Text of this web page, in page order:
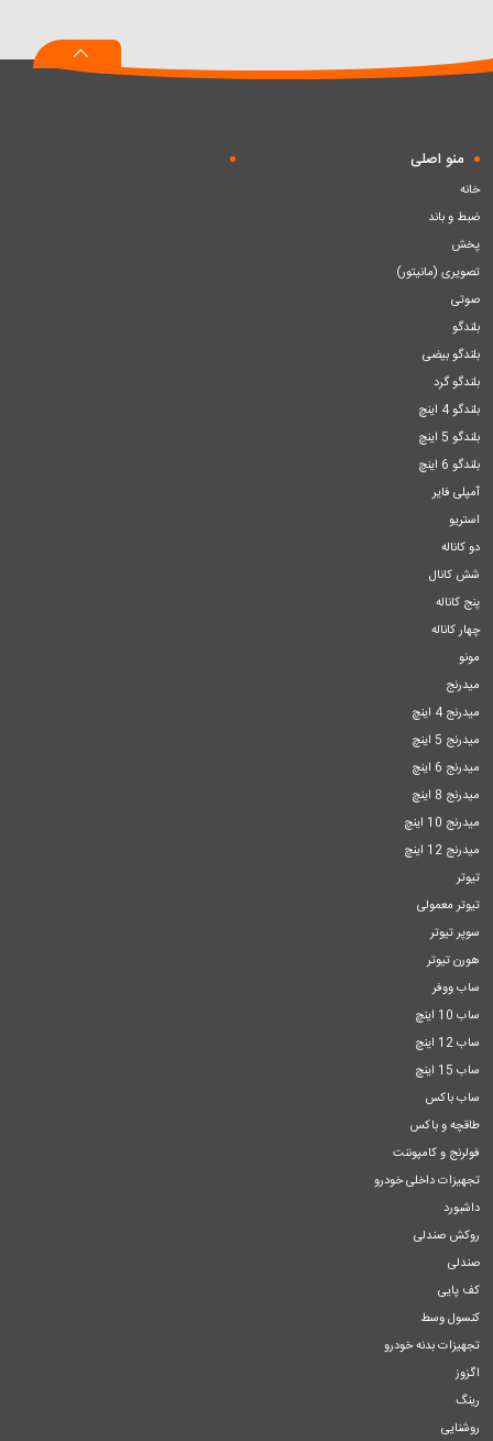
منو اصلی
خانه
ضبط و باند
پخش
تصویری (مانیتور)
صوتی
بلندگو
بلندگو بیضی
بلندگو گرد
بلندگو 4 اینچ
بلندگو 5 اینچ
بلندگو 6 اینچ
آمپلی فایر
استریو
دو کاناله
شش کانال
پنج کاناله
چهار کاناله
مونو
میدرنج
میدرنج 4 اینچ
میدرنج 5 اینچ
میدرنج 6 اینچ
میدرنج 8 اینچ
میدرنج 10 اینچ
میدرنج 12 اینچ
تیوتر
تیوتر معمولی
سوپر تیوتر
هورن تیوتر
ساب ووفر
ساب 10 اینچ
ساب 12 اینچ
ساب 15 اینچ
ساب باکس
طاقچه و باکس
فولرنج و کامپوننت
تجهیزات داخلی خودرو
داشبورد
روکش صندلی
صندلی
کف پایی
کنسول وسط
تجهیزات بدنه خودرو
اگزوز
رینگ
روشنایی